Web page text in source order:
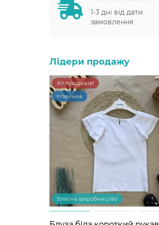
1-3 дні від дати
замовлення
Лідери продажу
Хіт продажів!
Новинка
Власне виробництво